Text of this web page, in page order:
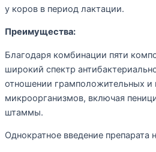
у коров в период лактации.
Преимущества:
Благодаря комбинации пяти
широкий спектр
отношении грамположительных и
микроорганизмов, включая
штаммы.
Однократное введение препарата